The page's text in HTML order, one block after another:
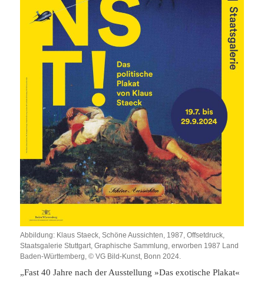
Abbildung: Klaus Staeck, Schöne Aussichten, 1987, Offsetdruck,
Staatsgalerie Stuttgart, Graphische Sammlung, erworben 1987 Land
Baden-Württemberg, © VG Bild-Kunst, Bonn 2024.
„Fast 40 Jahre nach der Ausstellung »Das exotische Plakat«